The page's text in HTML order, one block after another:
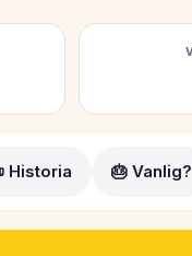
Historia 🎂 Vanlig?